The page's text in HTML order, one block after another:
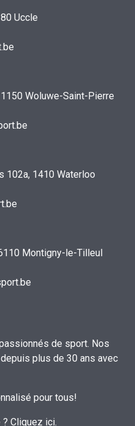
Uccle
Woluwe-Saint-Pierre
102a, 1410 Waterloo
Montigny-le-Tilleul
de sport. Nos
plus de 30 ans avec
pour tous!
? Cliquez ici.